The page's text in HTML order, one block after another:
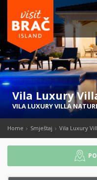
Vila Luxury
VILA LUXURY VILLA
Home Smještaj Vila Luxury